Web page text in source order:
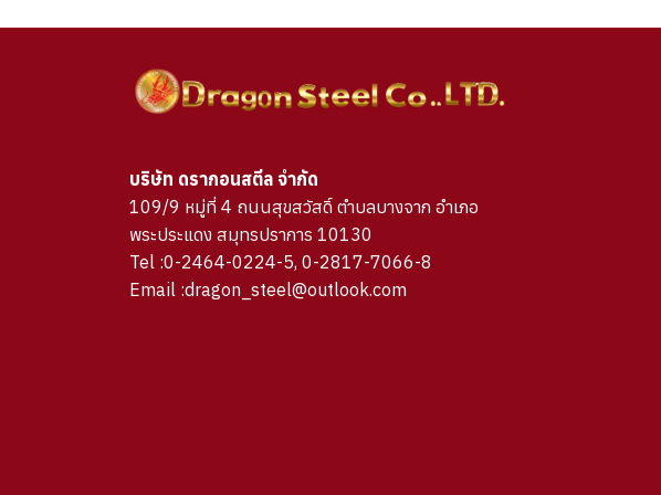
บริษัท ดรากอนสตีล จำกัด
109/9 หมู่ที่ 4 ถนนสุขสวัสดิ์ ตำบลบางจาก อำเภอ
พระประแดง สมุทรปราการ 10130
Tel :0-2464-0224-5, 0-2817-7066-8
Email :dragon_steel@outlook.com